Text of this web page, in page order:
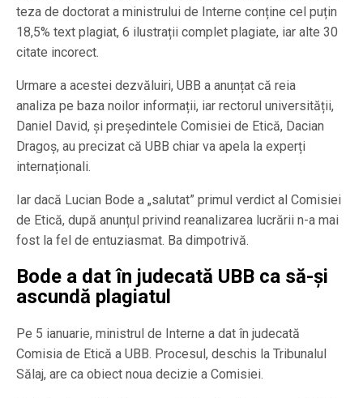
teza de doctorat a ministrului de Interne conține cel puțin
18,5% text plagiat, 6 ilustrații complet plagiate, iar alte 30
citate incorect.
Urmare a acestei dezvăluiri, UBB a anunțat că reia
analiza pe baza noilor informații, iar rectorul universității,
Daniel David, și președintele Comisiei de Etică, Dacian
Dragoș, au precizat că UBB chiar va apela la experți
internaționali.
Iar dacă Lucian Bode a „salutat” primul verdict al Comisiei
de Etică, după anunțul privind reanalizarea lucrării n-a mai
fost la fel de entuziasmat. Ba dimpotrivă.
Bode a dat în judecată UBB ca să-și
ascundă plagiatul
Pe 5 ianuarie, ministrul de Interne a dat în judecată
Comisia de Etică a UBB. Procesul, deschis la Tribunalul
Sălaj, are ca obiect noua decizie a Comisiei.